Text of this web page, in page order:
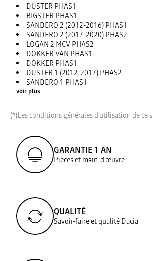
DUSTER PHAS1
BIGSTER PHAS1
SANDERO 2 (2012-2016) PHAS1
SANDERO 2 (2017-2020) PHAS2
LOGAN 2 MCV PHAS2
DOKKER VAN PHAS1
DOKKER PHAS1
DUSTER 1 (2012-2017) PHAS2
SANDERO 1 PHAS1
voir plus
(*)Les conditions générales d'utilisation de ce
GARANTIE 1 AN
Pièces et main-d’œuvre
QUALITÉ
Savoir-faire et qualité Dacia